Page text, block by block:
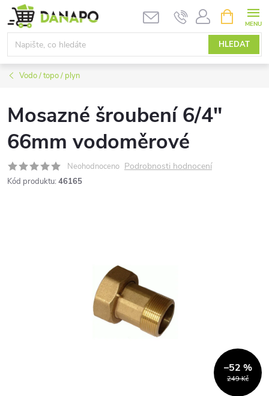
Přejít
na
obsah
HLEDAT
NÁKUPNÍ
KOŠÍK
Vodo / topo / plyn
Mosazné šroubení 6/4"
66mm vodoměrové
Neohodnoceno Podrobnosti hodnocení
Kód produktu: 46165
249 Kč
–52 %